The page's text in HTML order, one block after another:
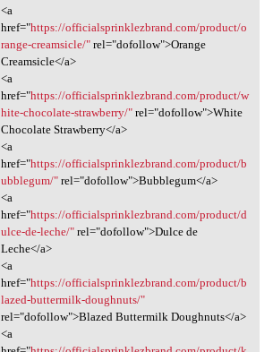
<a
href="https://officialsprinklezbrand.com/product/o
range-creamsicle/"rel="dofollow">Orange
Creamsicle</a>
<a
href="https://officialsprinklezbrand.com/product/w
hite-chocolate-strawberry/"rel="dofollow">White
Chocolate Strawberry</a>
<a
href="https://officialsprinklezbrand.com/product/b
ubblegum/"rel="dofollow">Bubblegum</a>
<a
href="https://officialsprinklezbrand.com/product/d
ulce-de-leche/"rel="dofollow">Dulce de
Leche</a>
<a
href="https://officialsprinklezbrand.com/product/b
lazed-buttermilk-doughnuts/"
rel="dofollow">Blazed Buttermilk Doughnuts</a>
<a